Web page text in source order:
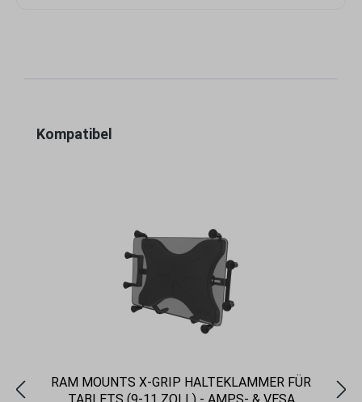
Produktgalerie überspringen
Kompatibel
RAM MOUNTS X-GRIP HALTEKLAMMER FÜR